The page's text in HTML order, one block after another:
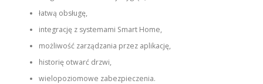
łatwą obsługę,
integrację z systemami Smart Home,
możliwość zarządzania przez aplikację,
historię otwarć drzwi,
wielopoziomowe zabezpieczenia.